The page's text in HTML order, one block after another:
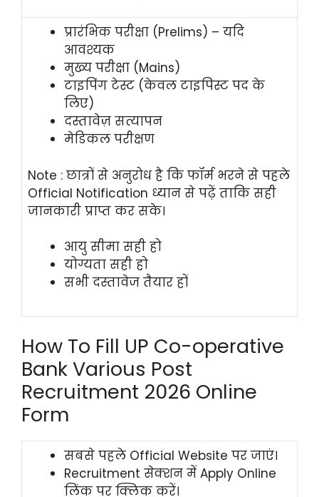
प्रारंभिक परीक्षा (Prelims) – यदि
आवश्यक
मुख्य परीक्षा (Mains)
टाइपिंग टेस्ट (केवल टाइपिस्ट पद के
लिए)
दस्तावेज़ सत्यापन
मेडिकल परीक्षण
Note : छात्रों से अनुरोध है कि फॉर्म भरने से पहले
Official Notification ध्यान से पढ़ें ताकि सही
जानकारी प्राप्त कर सके।
आयु सीमा सही हो
योग्यता सही हो
सभी दस्तावेज तैयार हों
How To Fill UP Co-operative
Bank Various Post
Recruitment 2026 Online
Form
सबसे पहले Official Website पर जाएं।
Recruitment सेक्शन में Apply Online
लिंक पर क्लिक करें।